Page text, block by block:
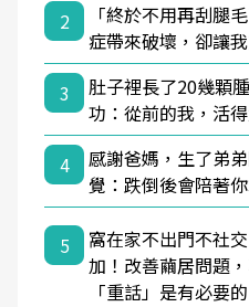
2
「終於不用再刮腿
症帶來破壞，卻讓
3
肚子裡長了20幾顆
功：從前的我，活
4
感謝爸媽，生了弟
覺：跌倒後會陪著
5
窩在家不出門不社
加！改善繭居問題
「重話」是有必要的